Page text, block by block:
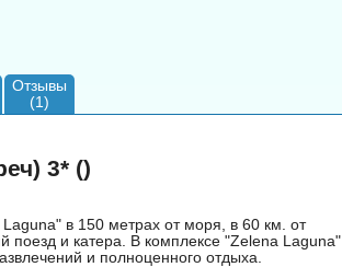
Отзывы
(1)
3* ()
в 150 метрах от моря, в 60 км. от
поезд и катера. В комплексе "Zelena Laguna"
и полноценного отдыха.